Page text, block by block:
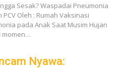
Sesak? Waspadai Pneumonia
Oleh : Rumah Vaksinasi
pada Anak Saat Musim Hujan
momen…
Nyawa: